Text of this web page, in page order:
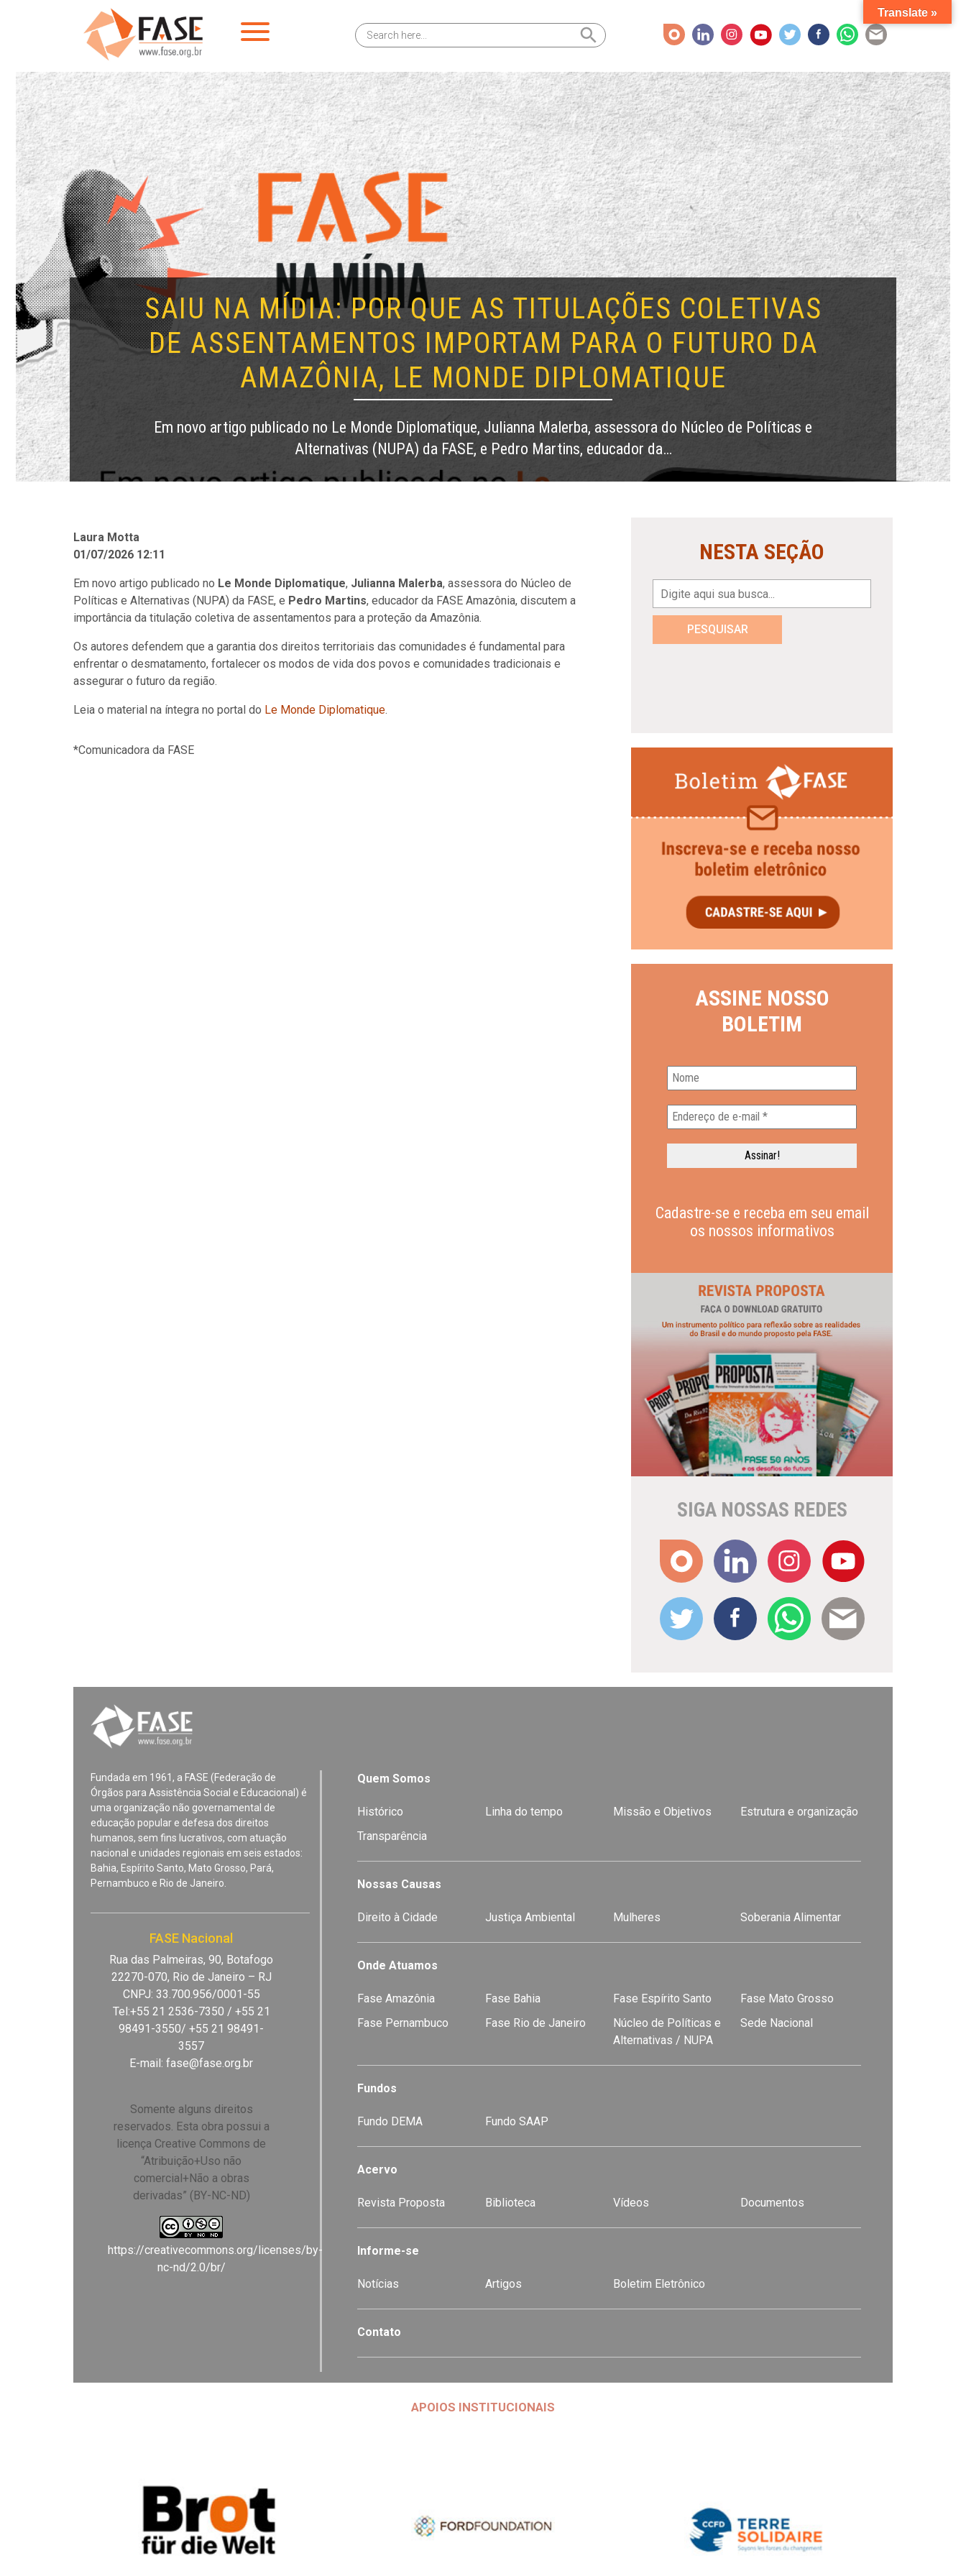
Search
for:
Search Button
SAIU NA MÍDIA: POR QUE AS TITULAÇÕES COLETIVAS
DE ASSENTAMENTOS IMPORTAM PARA O FUTURO DA
AMAZÔNIA, LE MONDE DIPLOMATIQUE
Em novo artigo publicado no Le Monde Diplomatique, Julianna Malerba, assessora do Núcleo de Políticas e
Alternativas (NUPA) da FASE, e Pedro Martins, educador da…
Laura Motta
01/07/2026 12:11
Em novo artigo publicado no Le Monde Diplomatique, Julianna Malerba, assessora do Núcleo de
Políticas e Alternativas (NUPA) da FASE, e Pedro Martins, educador da FASE Amazônia, discutem a
importância da titulação coletiva de assentamentos para a proteção da Amazônia.
Os autores defendem que a garantia dos direitos territoriais das comunidades é fundamental para
enfrentar o desmatamento, fortalecer os modos de vida dos povos e comunidades tradicionais e
assegurar o futuro da região.
Leia o material na íntegra no portal do Le Monde Diplomatique.
*Comunicadora da FASE
NESTA SEÇÃO
PESQUISAR
ASSINE NOSSO
BOLETIM
Cadastre-se e receba em seu email
os nossos informativos
SIGA NOSSAS REDES
Fundada em 1961, a FASE (Federação de
Órgãos para Assistência Social e Educacional) é
uma organização não governamental de
educação popular e defesa dos direitos
humanos, sem fins lucrativos, com atuação
nacional e unidades regionais em seis estados:
Bahia, Espírito Santo, Mato Grosso, Pará,
Pernambuco e Rio de Janeiro.
FASE Nacional
Rua das Palmeiras, 90, Botafogo
22270-070, Rio de Janeiro – RJ
CNPJ: 33.700.956/0001-55
Tel:+55 21 2536-7350 / +55 21
98491-3550/ +55 21 98491-
3557
E-mail:fase@fase.org.br
Somente alguns direitos
reservados. Esta obra possui a
licença Creative Commons de
“Atribuição+Uso não
comercial+Não a obras
derivadas” (BY-NC-ND)
https://creativecommons.org/licenses/by-
nc-nd/2.0/br/
Quem Somos
Histórico Linha do tempo Missão e Objetivos
Estrutura e organização
Transparência
Nossas Causas
Direito à Cidade Justiça Ambiental Mulheres Soberania Alimentar
Onde Atuamos
Fase Amazônia Fase Bahia Fase Espírito Santo
Fase Mato Grosso
Fase Pernambuco
Fase Rio de Janeiro
Núcleo de Políticas e
Alternativas / NUPA
Sede Nacional
Fundos
Fundo DEMA Fundo SAAP
Acervo
Revista Proposta Biblioteca Vídeos Documentos
Informe-se
Notícias Artigos Boletim Eletrônico
Contato
APOIOS INSTITUCIONAIS
Translate »